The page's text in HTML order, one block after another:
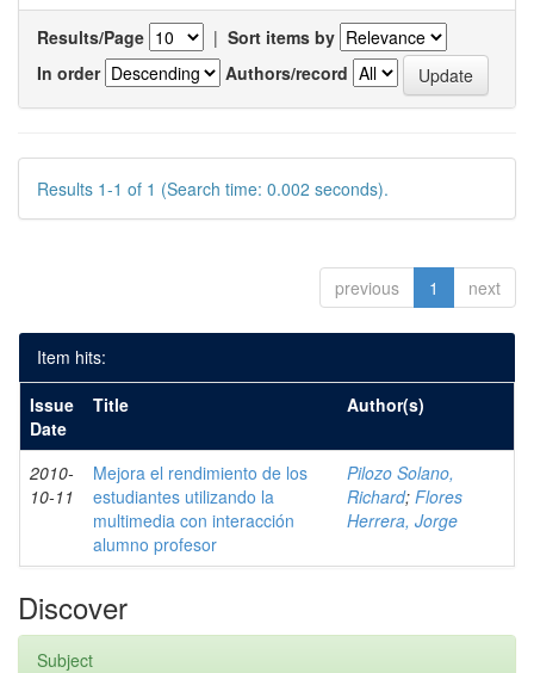
Results/Page | Sort items by
In order
Authors/record
Results 1-1 of 1 (Search time: 0.002 seconds).
previous 1 next
Item hits:
Issue
Date
Title Author(s)
2010-
10-11
Mejora el rendimiento de los
estudiantes utilizando la
multimedia con interacción
alumno profesor
Pilozo Solano,
Richard; Flores
Herrera, Jorge
Discover
Subject